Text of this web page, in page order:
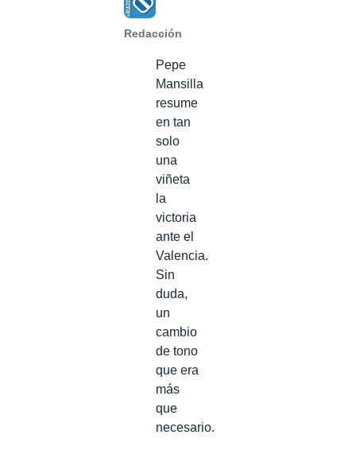
Redacción
Pepe
Mansilla
resume
en tan
solo
una
viñeta
la
victoria
ante el
Valencia.
Sin
duda,
un
cambio
de tono
que era
más
que
necesario.